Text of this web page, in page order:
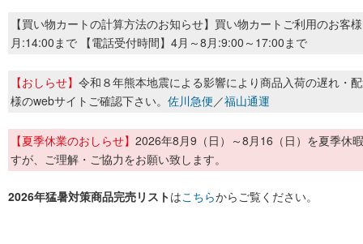
【買い物カートの計算方法のお知らせ】買い物カートご利用のお客
月:14:00まで 【電話受付時間】4月～8月:9:00～17:00まで
【おしらせ】 令和８年熊本地震による影響により商品入荷の遅れ・
様のwebサイトご確認下さい。 佐川急便／福山通運
【夏季休業のおしらせ】 2026年8月9（日）～8月16（日）を夏季休
すが、ご理解・ご協力をお願い致します。
2026年猛暑対策商品完売リストはこちらからご覧ください。